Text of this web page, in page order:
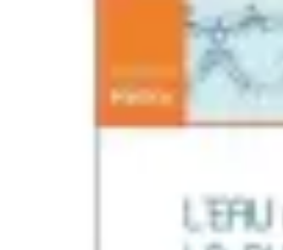
Comprendre la
Services Médicaux
Medical Direct